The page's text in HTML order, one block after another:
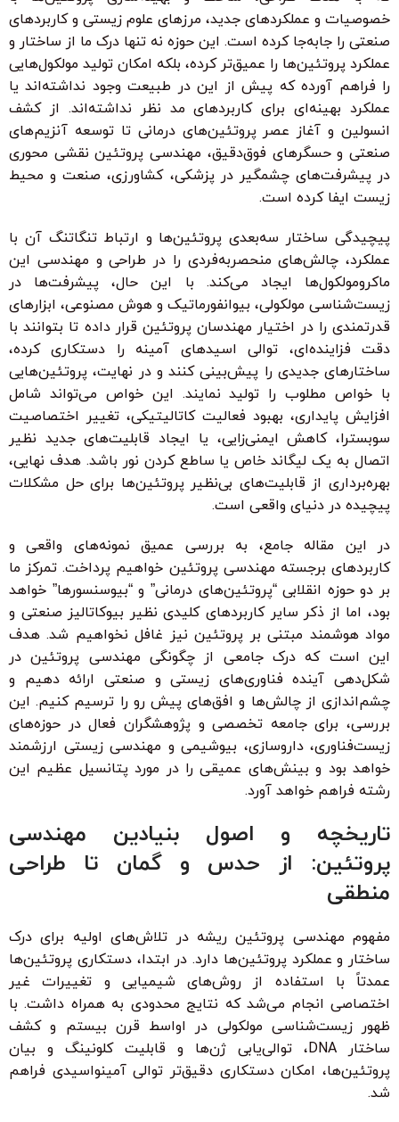
خصوصیات و عملکردهای جدید، مرزهای علوم زیستی و کاربردهای
صنعتی را جابه‌جا کرده است. این حوزه نه تنها درک ما از ساختار و
عملکرد پروتئین‌ها را عمیق‌تر کرده، بلکه امکان تولید مولکول‌هایی
را فراهم آورده که پیش از این در طبیعت وجود نداشته‌اند یا
عملکرد بهینه‌ای برای کاربردهای مد نظر نداشته‌اند. از کشف
انسولین و آغاز عصر پروتئین‌های درمانی تا توسعه آنزیم‌های
صنعتی و حسگرهای فوق‌دقیق، مهندسی پروتئین نقشی محوری
در پیشرفت‌های چشمگیر در پزشکی، کشاورزی، صنعت و محیط
زیست ایفا کرده است.
پیچیدگی ساختار سه‌بعدی پروتئین‌ها و ارتباط تنگاتنگ آن با
عملکرد، چالش‌های منحصربه‌فردی را در طراحی و مهندسی این
ماکرومولکول‌ها ایجاد می‌کند. با این حال، پیشرفت‌ها در
زیست‌شناسی مولکولی، بیوانفورماتیک و هوش مصنوعی، ابزارهای
قدرتمندی را در اختیار مهندسان پروتئین قرار داده تا بتوانند با
دقت فزاینده‌ای، توالی اسیدهای آمینه را دستکاری کرده،
ساختارهای جدیدی را پیش‌بینی کنند و در نهایت، پروتئین‌هایی
با خواص مطلوب را تولید نمایند. این خواص می‌تواند شامل
افزایش پایداری، بهبود فعالیت کاتالیتیکی، تغییر اختصاصیت
سوبسترا، کاهش ایمنی‌زایی، یا ایجاد قابلیت‌های جدید نظیر
اتصال به یک لیگاند خاص یا ساطع کردن نور باشد. هدف نهایی،
بهره‌برداری از قابلیت‌های بی‌نظیر پروتئین‌ها برای حل مشکلات
پیچیده در دنیای واقعی است.
در این مقاله جامع، به بررسی عمیق نمونه‌های واقعی و
کاربردهای برجسته مهندسی پروتئین خواهیم پرداخت. تمرکز ما
بر دو حوزه انقلابی “پروتئین‌های درمانی” و “بیوسنسورها” خواهد
بود، اما از ذکر سایر کاربردهای کلیدی نظیر بیوکاتالیز صنعتی و
مواد هوشمند مبتنی بر پروتئین نیز غافل نخواهیم شد. هدف
این است که درک جامعی از چگونگی مهندسی پروتئین در
شکل‌دهی آینده فناوری‌های زیستی و صنعتی ارائه دهیم و
چشم‌اندازی از چالش‌ها و افق‌های پیش رو را ترسیم کنیم. این
بررسی، برای جامعه تخصصی و پژوهشگران فعال در حوزه‌های
زیست‌فناوری، داروسازی، بیوشیمی و مهندسی زیستی ارزشمند
خواهد بود و بینش‌های عمیقی را در مورد پتانسیل عظیم این
رشته فراهم خواهد آورد.
تاریخچه و اصول بنیادین مهندسی
پروتئین: از حدس و گمان تا طراحی
منطقی
مفهوم مهندسی پروتئین ریشه در تلاش‌های اولیه برای درک
ساختار و عملکرد پروتئین‌ها دارد. در ابتدا، دستکاری پروتئین‌ها
عمدتاً با استفاده از روش‌های شیمیایی و تغییرات غیر
اختصاصی انجام می‌شد که نتایج محدودی به همراه داشت. با
ظهور زیست‌شناسی مولکولی در اواسط قرن بیستم و کشف
ساختار DNA، توالی‌یابی ژن‌ها و قابلیت کلونینگ و بیان
پروتئین‌ها، امکان دستکاری دقیق‌تر توالی آمینواسیدی فراهم
شد.